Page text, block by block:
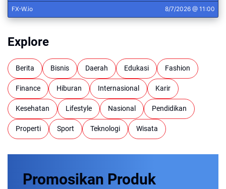
Explore
Berita Bisnis Daerah Edukasi Fashion
Finance Hiburan Internasional Karir
Kesehatan Lifestyle Nasional Pendidikan
Properti Sport Teknologi Wisata
Promosikan Produk